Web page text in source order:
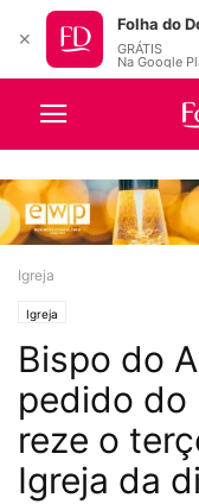
Igreja
Igreja
Bispo do
pedido do
reze o
Igreja da
✕
Folha do
GRÁTIS
Na Google